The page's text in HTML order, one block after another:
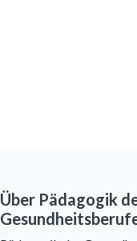
Über Pädagogik